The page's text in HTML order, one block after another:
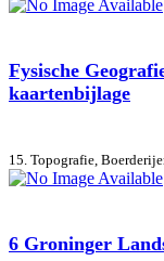
Fysische
kaartenbijlage
15. Topografie,
6 Groninger